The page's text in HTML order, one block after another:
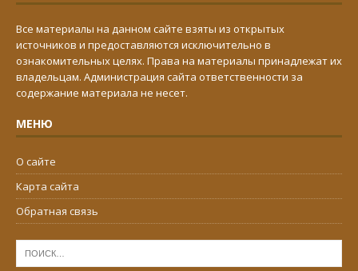
Все материалы на данном сайте взяты из открытых
источников и предоставляются исключительно в
ознакомительных целях. Права на материалы принадлежат их
владельцам. Администрация сайта ответственности за
содержание материала не несет.
МЕНЮ
О сайте
Карта сайта
Обратная связь